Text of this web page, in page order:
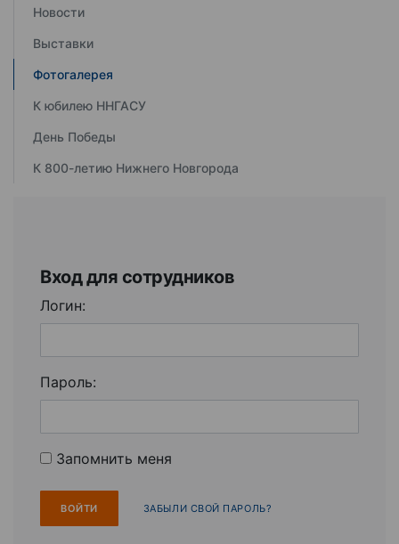
Новости
Выставки
Фотогалерея
К юбилею ННГАСУ
День Победы
К 800-летию Нижнего Новгорода
Вход для сотрудников
Логин:
Пароль:
Запомнить меня
ЗАБЫЛИ СВОЙ ПАРОЛЬ?